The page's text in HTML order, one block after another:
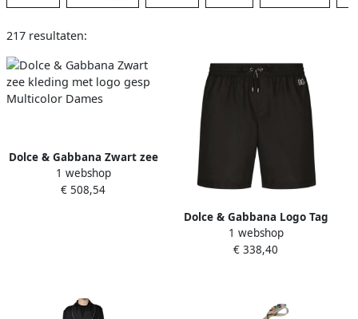
217 resultaten:
Dolce & Gabbana Zwart zee
kleding met logo gesp
Multicolor Dames
1 webshop
€ 508,54
Dolce & Gabbana Logo Tag
Zwemshorts Zwart Black
Heren
1 webshop
€ 338,40